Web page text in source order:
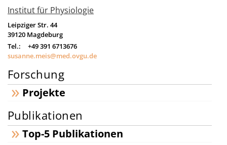
Institut für Physiologie
Leipziger Str. 44
39120 Magdeburg
Tel.:
+49 391 6713676
susanne.meis@med.ovgu.de
Forschung
Projekte
Publikationen
Top-5 Publikationen